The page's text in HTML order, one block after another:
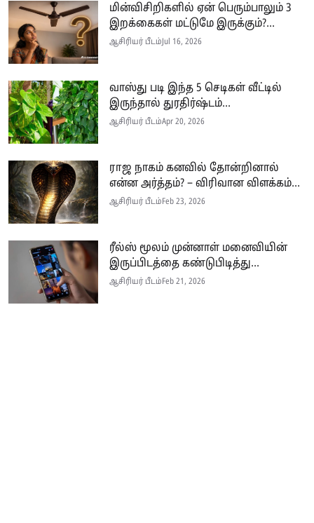
மின்விசிறிகளில் ஏன் பெரும்பாலும் 3
இறக்கைகள் மட்டுமே இருக்கும்?...
ஆசிரியர் பீடம்Jul 16, 2026
வாஸ்து படி இந்த 5 செடிகள் வீட்டில்
இருந்தால் துரதிர்ஷ்டம்...
ஆசிரியர் பீடம்Apr 20, 2026
ராஜ நாகம் கனவில் தோன்றினால்
என்ன அர்த்தம்? – விரிவான விளக்கம்...
ஆசிரியர் பீடம்Feb 23, 2026
ரீல்ஸ் மூலம் முன்னாள் மனைவியின்
இருப்பிடத்தை கண்டுபிடித்து...
ஆசிரியர் பீடம்Feb 21, 2026